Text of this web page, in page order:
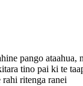
pango ataahua,
tino pai ki te
ritenga ranei